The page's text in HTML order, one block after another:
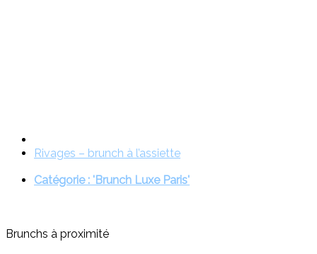
Rivages – brunch à l’assiette
Catégorie : 'Brunch Luxe Paris'
Brunchs à proximité